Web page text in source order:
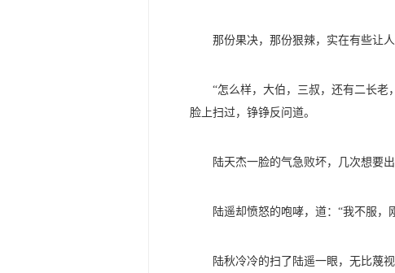
那份果决，那份狠辣，实在有些让人
“怎么样，大伯，三叔，还有二长
脸上扫过，铮铮反问道。
陆天杰一脸的气急败坏，几次想要
陆遥却愤怒的咆哮，道：“我不服
陆秋冷冷的扫了陆遥一眼，无比蔑